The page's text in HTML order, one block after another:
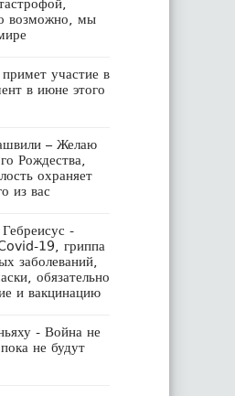
возможно, мы
участие в
в июне этого
– Желаю
Рождества,
охраняет
из вас
-
19, гриппа
заболеваний,
обязательно
и вакцинацию
- Война не
не будут